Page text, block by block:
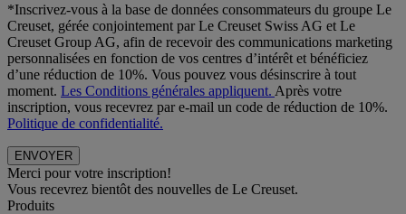
*Inscrivez-vous à la base de données consommateurs du groupe Le
Creuset, gérée conjointement par Le Creuset Swiss AG et Le
Creuset Group AG, afin de recevoir des communications marketing
personnalisées en fonction de vos centres d’intérêt et bénéficiez
d’une réduction de 10%. Vous pouvez vous désinscrire à tout
moment. Les Conditions générales appliquent. Après votre
inscription, vous recevrez par e-mail un code de réduction de 10%.
Politique de confidentialité.
Merci pour votre inscription!
Vous recevrez bientôt des nouvelles de Le Creuset.
Produits